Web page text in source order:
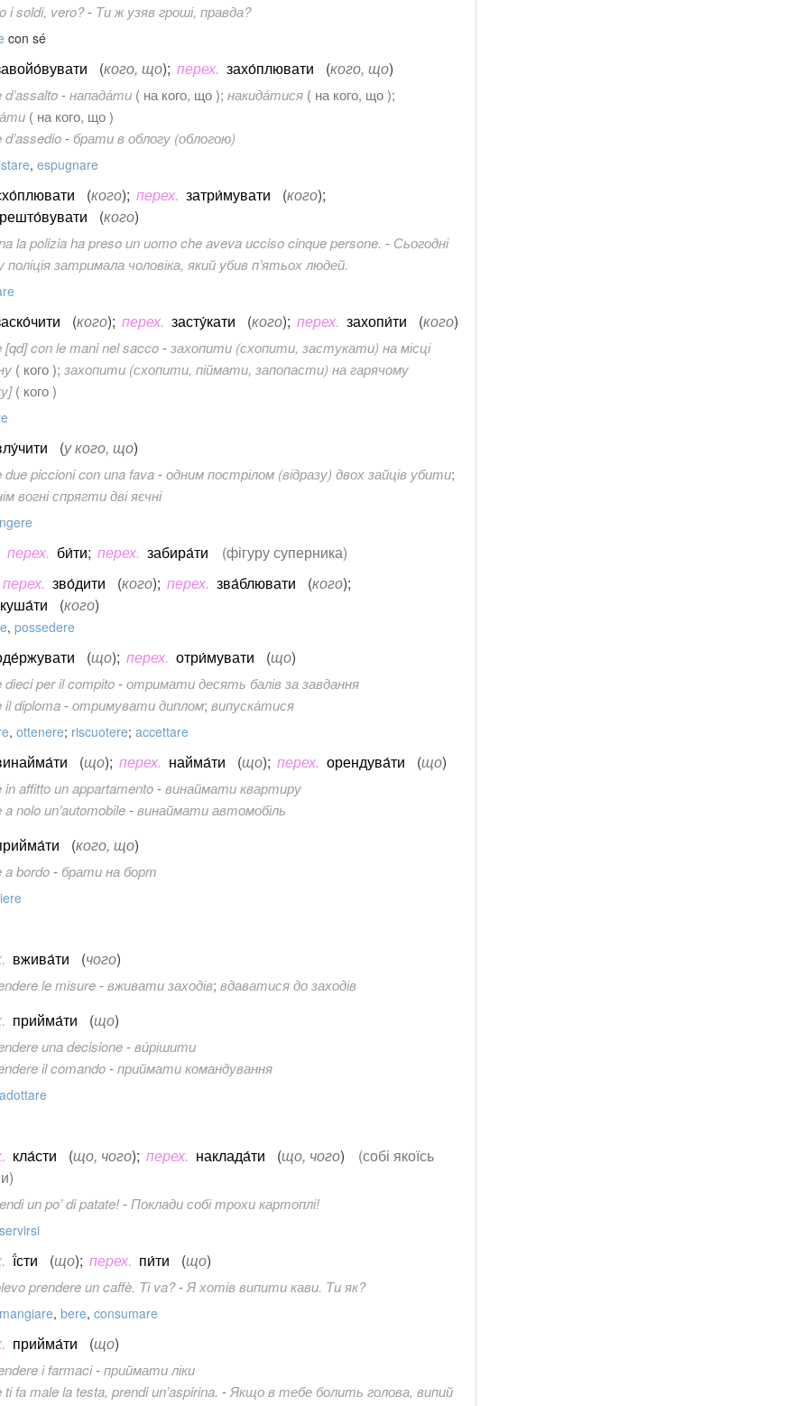
i soldi, vero?- Ти ж узяв гроші, правда?
con sé
(кого, що); перех. захо́плювати (кого, що)
-напада́ти ( на кого, що ); накида́тися ( на кого, що );
( на кого, що )
- брати в облогу (облогою)
, espugnare
(кого); перех. затри́мувати (кого);
(кого)
la polizia ha preso un uomo che aveva ucciso cinque persone. - Сьогодні
поліція затримала чоловіка, який убив п’ятьох людей.
(кого); перех. засту́кати (кого); перех. захопи́ти (кого)
[qd] con le mani nel sacco-захопити (схопити, застукати) на місці
( кого ); захопити (схопити, піймати, запопасти) на гарячому
( кого )
(у кого, що)
due piccioni con una fava-одним пострілом (відразу) двох зайців убити;
вогні спрягти дві яєчні
перех. би́ти; перех. забира́ти
(фігуру суперника)
перех. зво́дити (кого); перех. зва́блювати (кого);
(кого)
, possedere
(що); перех. отри́мувати (що)
dieci per il compito-отримати десять балів за завдання
il diploma-отримувати диплом; випуска́тися
, ottenere; riscuotere; accettare
(що); перех. найма́ти (що); перех. орендува́ти (що)
in affitto un appartamento-винаймати квартиру
nolo un’automobile-винаймати автомобіль
(кого, що)
a bordo- брати на борт
вжива́ти (чого)
le misure-вживати заходів; вдаватися до заходів
прийма́ти (що)
una decisione-ви́рішити
il comando-приймати командування
adottare
кла́сти (що, чого); перех. наклада́ти (що, чого)
(собі якоїсь
un po’ di patate!-Поклади собі трохи картоплі!
servirsi
ї́сти (що); перех. пи́ти (що)
prendere un caffè. Ti va?-Я хотів випити кави. Ти як?
mangiare, bere, consumare
прийма́ти (що)
i farmaci-приймати ліки
ti fa male la testa, prendi un’aspirina. -Якщо в тебе болить голова, випий